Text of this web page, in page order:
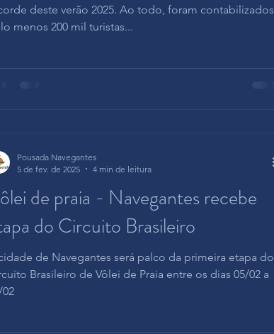
deste verão 2025. Ao todo, foram contabilizados
menos 200 mil turistas...
de praia - Navegantes recebe
do Circuito Brasileiro
de Navegantes será palco da primeira etapa do
Brasileiro de Vôlei de Praia entre os dias 05/02 a
02
Pousada Navegantes
5 de fev. de 2025
4 min de leitura